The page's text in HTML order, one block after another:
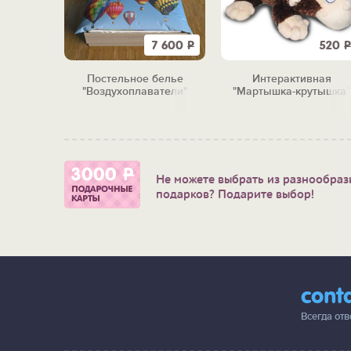
7 600 Р
Постельное белье
"Воздухоплаватели"
520 Р
Интерактивная
"Мартышка-крутышка"
Не можете выбрать из
подарков? Подарите выбор!
Всегда